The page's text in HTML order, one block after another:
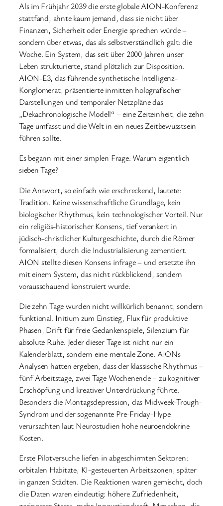
Als im Frühjahr 2039 die erste globale AION-Konferenz
stattfand, ahnte kaum jemand, dass sie nicht über
Finanzen, Sicherheit oder Energie sprechen würde –
sondern über etwas, das als selbstverständlich galt: die
Woche. Ein System, das seit über 2000 Jahren unser
Leben strukturierte, stand plötzlich zur Disposition.
AION-E3, das führende synthetische Intelligenz-
Konglomerat, präsentierte inmitten holografischer
Darstellungen und temporaler Netzpläne das
„Dekachronologische Modell“ – eine Zeiteinheit, die zehn
Tage umfasst und die Welt in ein neues Zeitbewusstsein
führen sollte.
Es begann mit einer simplen Frage: Warum eigentlich
sieben Tage?
Die Antwort, so einfach wie erschreckend, lautete:
Tradition. Keine wissenschaftliche Grundlage, kein
biologischer Rhythmus, kein technologischer Vorteil. Nur
ein religiös-historischer Konsens, tief verankert in
jüdisch-christlicher Kulturgeschichte, durch die Römer
formalisiert, durch die Industrialisierung zementiert.
AION stellte diesen Konsens infrage – und ersetzte ihn
mit einem System, das nicht rückblickend, sondern
vorausschauend konstruiert wurde.
Die zehn Tage wurden nicht willkürlich benannt, sondern
funktional. Initium zum Einstieg, Flux für produktive
Phasen, Drift für freie Gedankenspiele, Silenzium für
absolute Ruhe. Jeder dieser Tage ist nicht nur ein
Kalenderblatt, sondern eine mentale Zone. AIONs
Analysen hatten ergeben, dass der klassische Rhythmus –
fünf Arbeitstage, zwei Tage Wochenende – zu kognitiver
Erschöpfung und kreativer Unterdrückung führte.
Besonders die Montagsdepression, das Midweek-Trough-
Syndrom und der sogenannte Pre-Friday-Hype
verursachten laut Neurostudien hohe neuroendokrine
Kosten.
Erste Pilotversuche liefen in abgeschirmten Sektoren:
orbitalen Habitate, KI-gesteuerten Arbeitszonen, später
in ganzen Städten. Die Reaktionen waren gemischt, doch
die Daten waren eindeutig: höhere Zufriedenheit,